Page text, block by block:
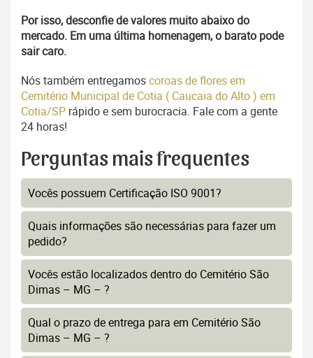
Por isso, desconfie de valores muito abaixo do
mercado. Em uma última homenagem, o barato pode
sair caro.
Nós também entregamoscoroas de flores em
Cemitério Municipal de Cotia ( Caucaia do Alto ) em
Cotia/SP rápido e sem burocracia. Fale com a gente
24 horas!
Perguntas mais frequentes
Vocês possuem Certificação ISO 9001?
Quais informações são necessárias para fazer um
pedido?
Vocês estão localizados dentro do Cemitério São
Dimas – MG – ?
Qual o prazo de entrega para em Cemitério São
Dimas – MG – ?